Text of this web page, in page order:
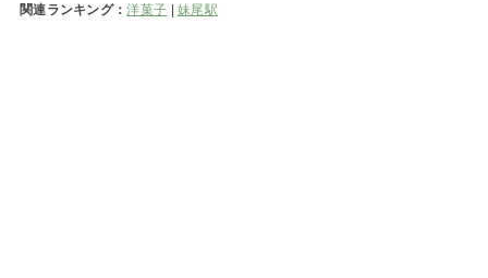
関連ランキング：洋菓子 |妹尾駅